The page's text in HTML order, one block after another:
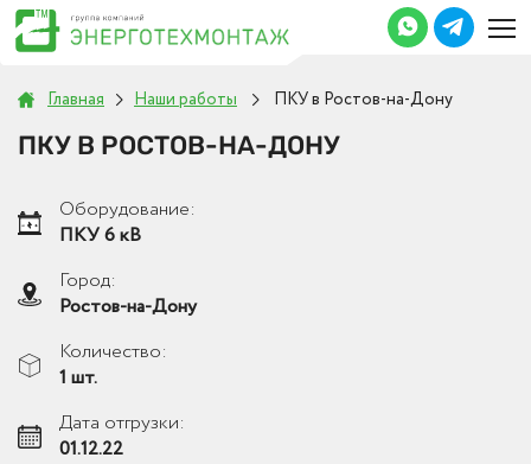
Главная Наши работы ПКУ в Ростов-на-Дону
ПКУ В РОСТОВ-НА-ДОНУ
Оборудование:
ПКУ 6 кВ
Город:
Ростов-на-Дону
Количество:
1 шт.
Дата отгрузки:
01.12.22